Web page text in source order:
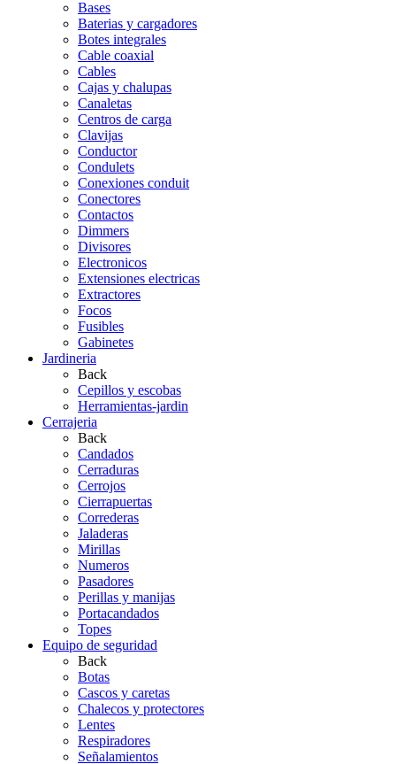
Bases
Baterias y cargadores
Botes integrales
Cable coaxial
Cables
Cajas y chalupas
Canaletas
Centros de carga
Clavijas
Conductor
Condulets
Conexiones conduit
Conectores
Contactos
Dimmers
Divisores
Electronicos
Extensiones electricas
Extractores
Focos
Fusibles
Gabinetes
Jardineria
Back
Cepillos y escobas
Herramientas-jardin
Cerrajeria
Back
Candados
Cerraduras
Cerrojos
Cierrapuertas
Correderas
Jaladeras
Mirillas
Numeros
Pasadores
Perillas y manijas
Portacandados
Topes
Equipo de seguridad
Back
Botas
Cascos y caretas
Chalecos y protectores
Lentes
Respiradores
Señalamientos